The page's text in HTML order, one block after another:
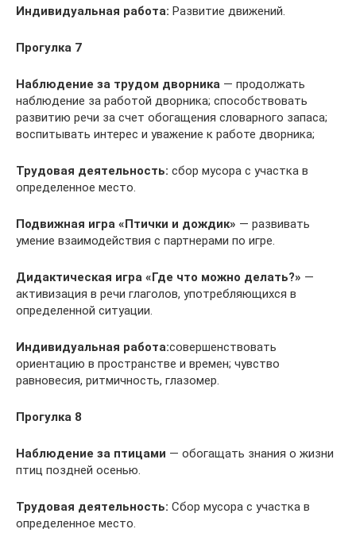
Индивидуальная работа: Развитие движений.
Прогулка 7
Наблюдение за трудом дворника — продолжать
наблюдение за работой дворника; способствовать
развитию речи за счет обогащения словарного запаса;
воспитывать интерес и уважение к работе дворника;
Трудовая деятельность: сбор мусора с участка в
определенное место.
Подвижная игра «Птички и дождик» — развивать
умение взаимодействия с партнерами по игре.
Дидактическая игра «Где что можно делать?» —
активизация в речи глаголов, употребляющихся в
определенной ситуации.
Индивидуальная работа:совершенствовать
ориентацию в пространстве и времен; чувство
равновесия, ритмичность, глазомер.
Прогулка 8
Наблюдение за птицами — обогащать знания о жизни
птиц поздней осенью.
Трудовая деятельность: Сбор мусора с участка в
определенное место.